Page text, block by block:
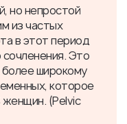
но непростой
из частых
в этот период
Это
широкому
которое
(Pelvic